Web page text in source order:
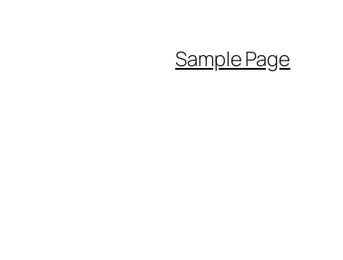
Sample Page